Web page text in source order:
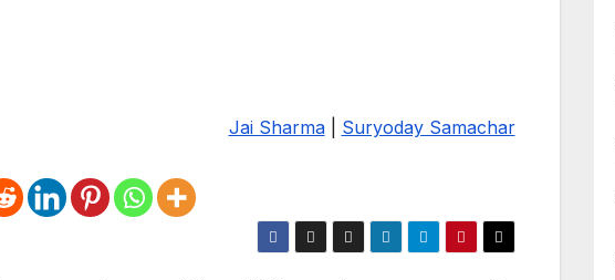
Jai Sharma| Suryoday Samachar